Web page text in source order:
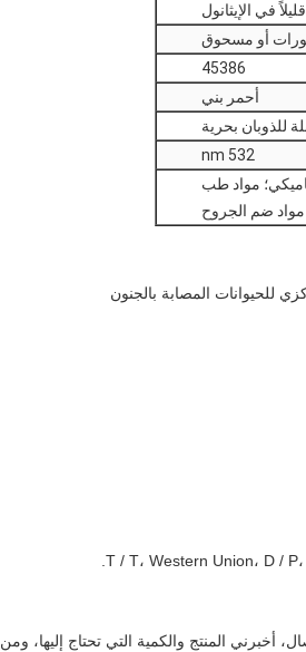
في الإيثانول
أو مسحوق
45386
أحمر بني
للذوبان بحرية
532 nm
مواد طب
مواد ضم الجروح
للحيوانات المصابة بالجنون
أخبرني المنتج والكمية التي تحتاج إليها، ومن